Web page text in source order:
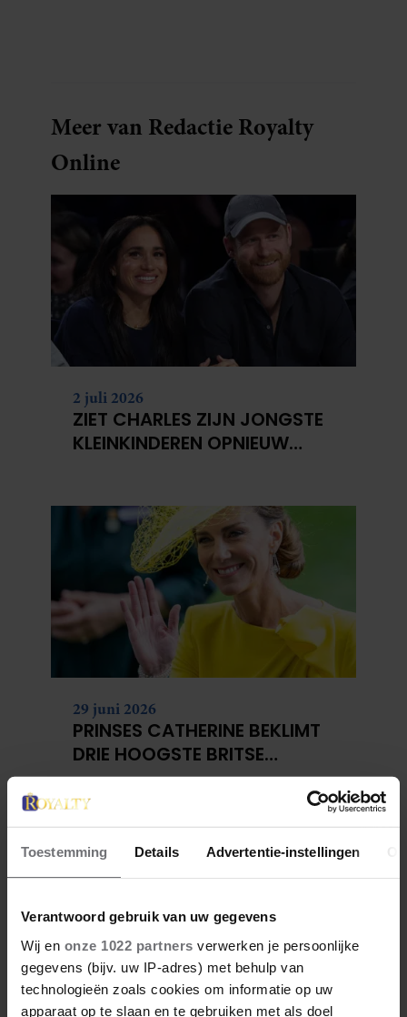
Toestemming Details Advertentie-instellingen
Verantwoord gebruik van uw gegevens
Wij en onze 1022 partners verwerken je persoonlijke
gegevens (bijv. uw IP-adres) met behulp van
technologieën zoals cookies om informatie op uw
apparaat op te slaan en te gebruiken met als doel
Meer van Redactie Royalty
Online
2 juli 2026
ZIET CHARLES ZIJN JONGSTE
KLEINKINDEREN OPNIEUW
29 juni 2026
PRINSES CATHERINE BEKLIMT
DRIE HOOGSTE BRITSE
BERGEN VOOR
KANKERONDERZOEK